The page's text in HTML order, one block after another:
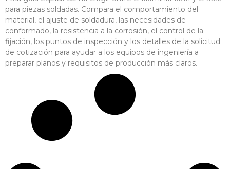
para piezas soldadas. Compara el comportamiento del
material, el ajuste de soldadura, las necesidades de
conformado, la resistencia a la corrosión, el control de la
fijación, los puntos de inspección y los detalles de la solicitud
de cotización para ayudar a los equipos de ingeniería a
preparar planos y requisitos de producción más claros.